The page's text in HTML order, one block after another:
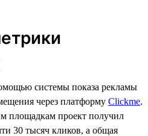
системы показа рекламы
через платформу Clickme.
площадкам проект получил
30 тысяч кликов, а общая